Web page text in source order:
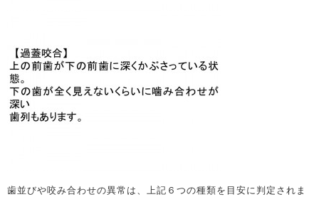
歯並びや咬み合わせの異常は、上記６つの種類を目安に判定されま